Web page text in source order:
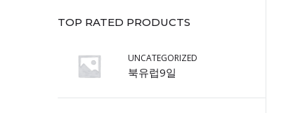
TOP RATED PRODUCTS
UNCATEGORIZED
북유럽9일